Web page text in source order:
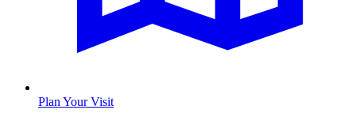
Plan Your Visit